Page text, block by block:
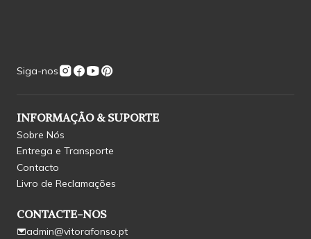
Siga-nos
INFORMAÇÃO & SUPORTE
Sobre Nós
Entrega e Transporte
Contacto
Livro de Reclamações
CONTACTE-NOS
admin@vitorafonso.pt